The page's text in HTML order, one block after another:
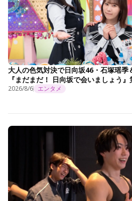
大人の色気対決で日向坂46・石塚瑶季
『まだまだ！ 日向坂で会いましょう
2026/8/6 エンタメ